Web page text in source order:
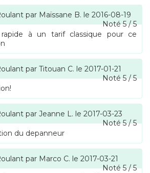
par Maïssane B. le 2016-08-19
Noté5/5
rapide à un tarif classique pour ce
par Titouan C. le 2017-01-21
Noté5/5
par Jeanne L. le 2017-03-23
Noté5/5
du depanneur
par Marco C. le 2017-03-21
Noté5/5